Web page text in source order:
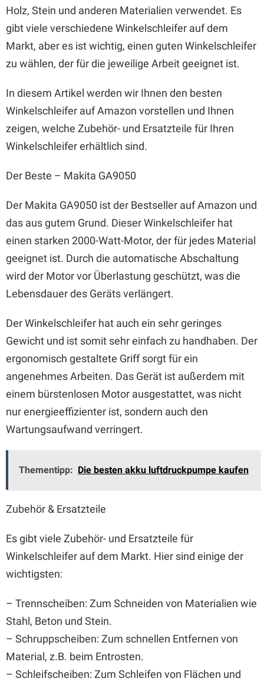
Holz, Stein und anderen Materialien verwendet. Es
gibt viele verschiedene Winkelschleifer auf dem
Markt, aber es ist wichtig, einen guten Winkelschleifer
zu wählen, der für die jeweilige Arbeit geeignet ist.
In diesem Artikel werden wir Ihnen den besten
Winkelschleifer auf Amazon vorstellen und Ihnen
zeigen, welche Zubehör- und Ersatzteile für Ihren
Winkelschleifer erhältlich sind.
Der Beste – Makita GA9050
Der Makita GA9050 ist der Bestseller auf Amazon und
das aus gutem Grund. Dieser Winkelschleifer hat
einen starken 2000-Watt-Motor, der für jedes Material
geeignet ist. Durch die automatische Abschaltung
wird der Motor vor Überlastung geschützt, was die
Lebensdauer des Geräts verlängert.
Der Winkelschleifer hat auch ein sehr geringes
Gewicht und ist somit sehr einfach zu handhaben. Der
ergonomisch gestaltete Griff sorgt für ein
angenehmes Arbeiten. Das Gerät ist außerdem mit
einem bürstenlosen Motor ausgestattet, was nicht
nur energieeffizienter ist, sondern auch den
Wartungsaufwand verringert.
Thementipp: Die besten akku luftdruckpumpe kaufen
Zubehör & Ersatzteile
Es gibt viele Zubehör- und Ersatzteile für
Winkelschleifer auf dem Markt. Hier sind einige der
wichtigsten:
– Trennscheiben: Zum Schneiden von Materialien wie
Stahl, Beton und Stein.
– Schruppscheiben: Zum schnellen Entfernen von
Material, z.B. beim Entrosten.
– Schleifscheiben: Zum Schleifen von Flächen und